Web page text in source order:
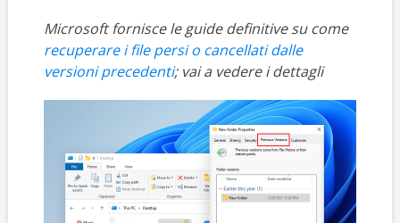
Microsoft fornisce le guide definitive su come
recuperare i file persi o cancellati dalle
versioni precedenti; vai a vedere i dettagli